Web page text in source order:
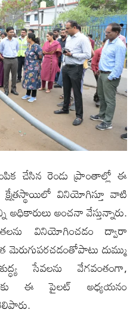
చేసిన రెండు ప్రాంతాల్లో ఈ
క్షేత్రస్థాయిలో వినియోగిస్తూ వాటి
అంచనా వేస్తున్నారు.
వినియోగించడం ద్వారా
మెరుగుపరచడంతోపాటు దుమ్ము
సేవలను వేగవంతంగా,
ఈ పైలట్ అధ్యయనం